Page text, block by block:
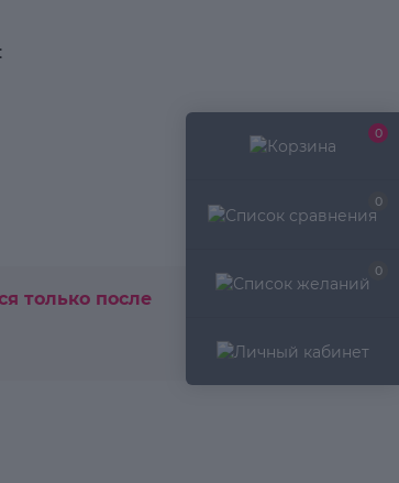
0
0
0
только после